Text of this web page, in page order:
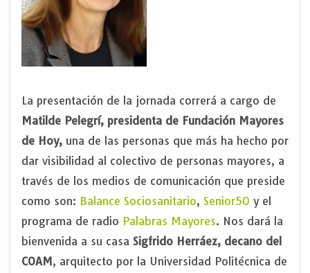
La presentación de la jornada correrá a cargo de
Matilde Pelegrí, presidenta de Fundación Mayores
de Hoy, una de las personas que más ha hecho por
dar visibilidad al colectivo de personas mayores, a
través de los medios de comunicación que preside
como son: Balance Sociosanitario, Senior50 y el
programa de radio Palabras Mayores. Nos dará la
bienvenida a su casa Sigfrido Herráez, decano del
COAM, arquitecto por la Universidad Politécnica de